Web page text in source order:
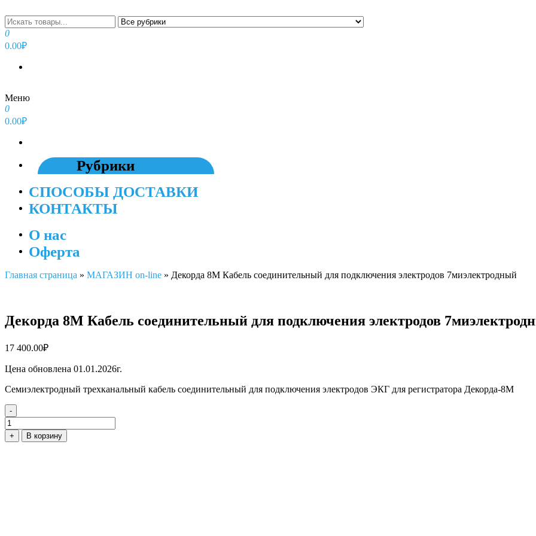
к
содержимому
0
0.00₽
Меню
0
0.00₽
Рубрики
СПОСОБЫ ДОСТАВКИ
КОНТАКТЫ
О нас
Оферта
Главная страница » МАГАЗИН on-line » Декорда 8M Кабель соединительный для подключения электродов 7миэлектродный
Декорда 8M Кабель соединительный для подключения электродов
17 400.00₽
Цена обновлена 01.01.2026г.
Семиэлектродный трехканальный кабель соединительный для подключения электродов ЭКГ для регистратора Декорда-8М
-
Количество
товара
Декорда
+ В корзину